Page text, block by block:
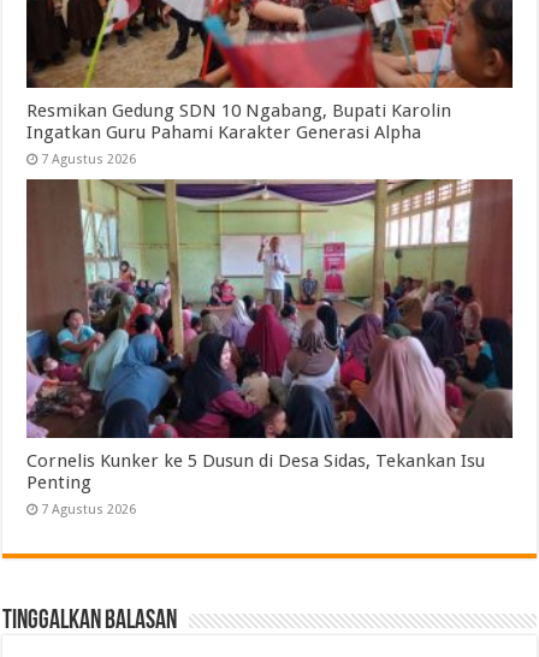
Resmikan Gedung SDN 10 Ngabang, Bupati Karolin
Ingatkan Guru Pahami Karakter Generasi Alpha
7 Agustus 2026
Cornelis Kunker ke 5 Dusun di Desa Sidas, Tekankan Isu
Penting
7 Agustus 2026
Tinggalkan Balasan